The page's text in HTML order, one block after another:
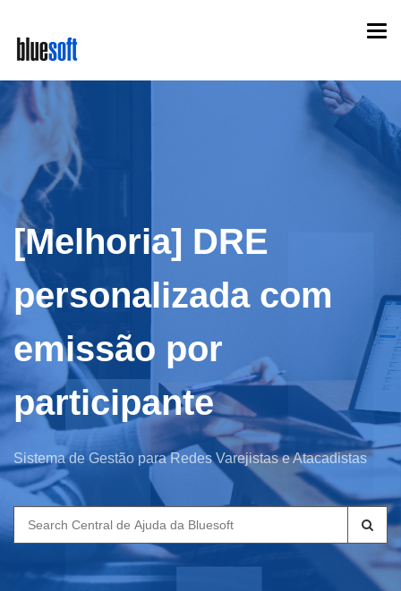
main
content
[Melhoria] DRE
personalizada com
emissão por
participante
Sistema de Gestão para Redes Varejistas e Atacadistas
Search
for: